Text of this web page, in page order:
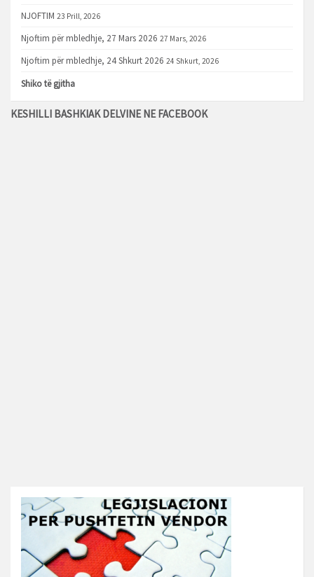
NJOFTIM 23 Prill, 2026
Njoftim për mbledhje, 27 Mars 2026 27 Mars, 2026
Njoftim për mbledhje, 24 Shkurt 2026 24 Shkurt, 2026
Shiko të gjitha
KESHILLI BASHKIAK DELVINE NE FACEBOOK